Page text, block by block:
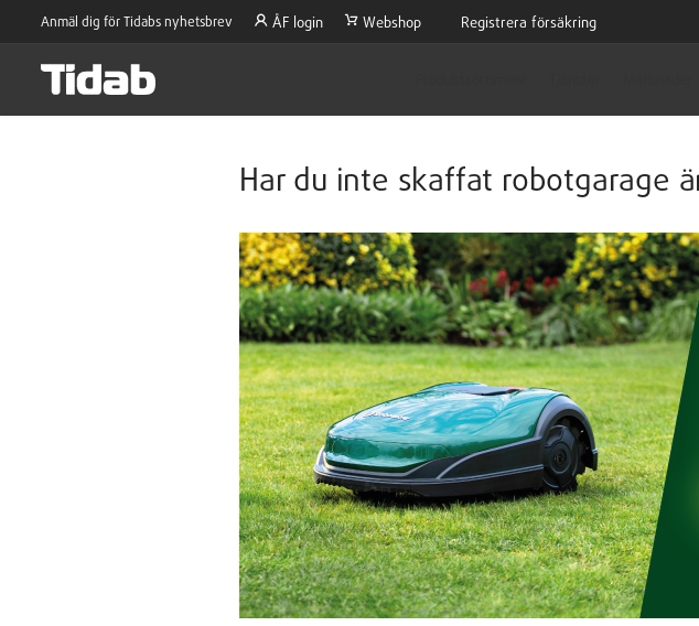
Anmäl dig för Tidabs nyhetsbrev ÅF login Webshop Registrera försäkring
Har du inte skaffat robotgarage